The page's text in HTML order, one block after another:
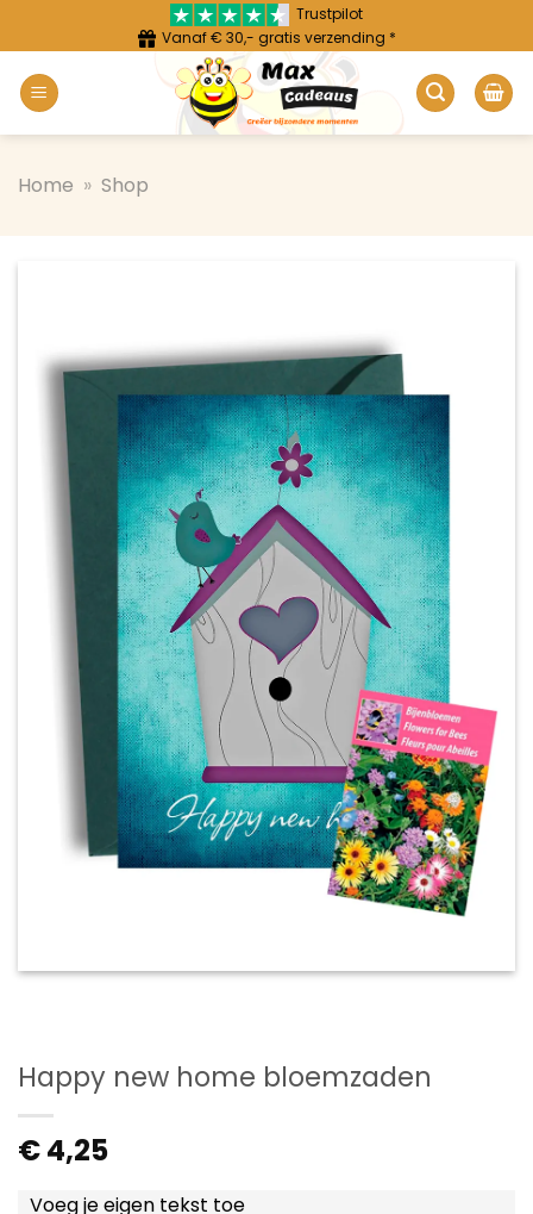
inhoud
Trustpilot
Vanaf € 30,- gratis verzending *
Home » Shop
Happy new home bloemzaden
€4,25
Voeg je eigen tekst toe